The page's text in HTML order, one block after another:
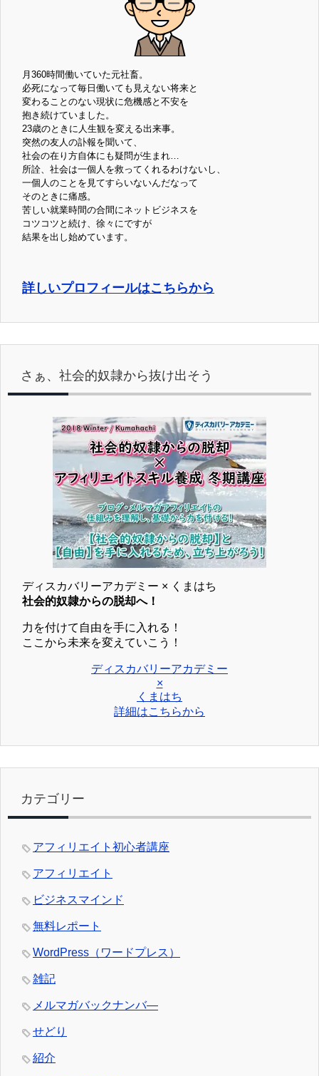
月360時間働いていた元社畜。
必死になって毎日働いても見えない将来と
変わることのない現状に危機感と不安を
抱き続けていました。
23歳のときに人生観を変える出来事。
突然の友人の訃報を聞いて、
社会の在り方自体にも疑問が生まれ…
所詮、社会は一個人を救ってくれるわけないし、
一個人のことを見てすらいないんだなって
そのときに痛感。
苦しい就業時間の合間にネットビジネスを
コツコツと続け、徐々にですが
結果を出し始めています。
詳しいプロフィールはこちらから
さぁ、社会的奴隷から抜け出そう
ディスカバリーアカデミー × くまはち
社会的奴隷からの脱却へ！
力を付けて自由を手に入れる！
ここから未来を変えていこう！
ディスカバリーアカデミー
×
くまはち
詳細はこちらから
カテゴリー
アフィリエイト初心者講座
アフィリエイト
ビジネスマインド
無料レポート
WordPress（ワードプレス）
雑記
メルマガバックナンバ―
せどり
紹介